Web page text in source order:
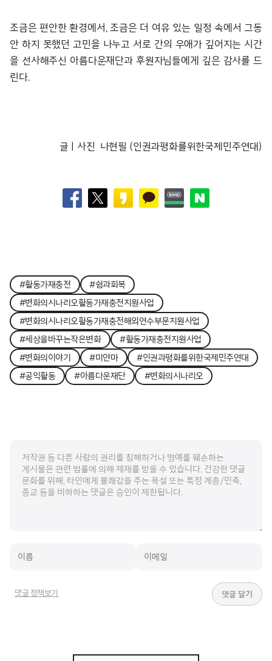
조금은 편안한 환경에서, 조금은 더 여유 있는 일정 속에서 그동
안 하지 못했던 고민을 나누고 서로 간의 우애가 깊어지는 시간
을 선사해주신 아름다운재단과 후원자님들에게 깊은 감사를 드
린다.
글ㅣ사진 나현필 (인권과평화를위한국제민주연대)
#활동가재충전
#쉼과회복
#변화의시나리오활동가재충전지원사업
#변화의시나리오활동가재충전해외연수부문지원사업
#세상을바꾸는작은변화
#활동가재충전지원사업
#변화의이야기
#미얀마
#인권과평화를위한국제민주연대
#공익활동
#아름다운재단 #변화의시나리오
댓글 정책보기